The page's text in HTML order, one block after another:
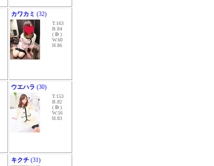
カワカミ (32)
T.163
B.84
( D )
W.60
H.86
ウエハラ (30)
T.153
B.82
( D )
W.56
H.83
キクチ (31)